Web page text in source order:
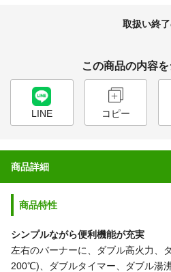
取扱い終
この商品の内容
LINE コピー
商品詳細
商品特性
シンプルながら便利機能が充実
左右のバーナーに、ダブル高火力、
200℃)、ダブルタイマー、ダブル湯